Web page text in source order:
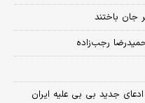
رجب‌زاده
جدید بی بی علیه ایران